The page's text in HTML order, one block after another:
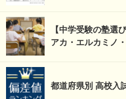
【中学受験の塾選
アカ・エルカミノ
都道府県別 高校入